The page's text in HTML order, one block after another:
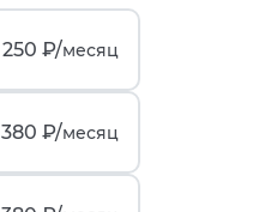
250 ₽/месяц
380 ₽/месяц